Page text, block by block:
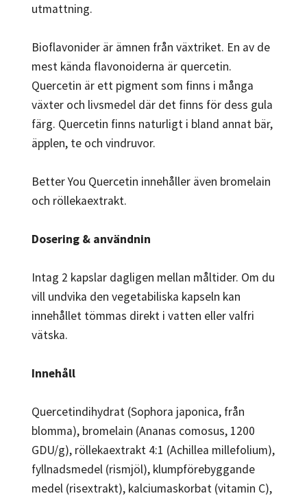
utmattning.
Bioflavonider är ämnen från växtriket. En av de
mest kända flavonoiderna är quercetin.
Quercetin är ett pigment som finns i många
växter och livsmedel där det finns för dess gula
färg. Quercetin finns naturligt i bland annat bär,
äpplen, te och vindruvor.
Better You Quercetin innehåller även bromelain
och röllekaextrakt.
Dosering & användnin
Intag 2 kapslar dagligen mellan måltider. Om du
vill undvika den vegetabiliska kapseln kan
innehållet tömmas direkt i vatten eller valfri
vätska.
Innehåll
Quercetindihydrat (Sophora japonica, från
blomma), bromelain (Ananas comosus, 1200
GDU/g), röllekaextrakt 4:1 (Achillea millefolium),
fyllnadsmedel (rismjöl), klumpförebyggande
medel (risextrakt), kalciumaskorbat (vitamin C),